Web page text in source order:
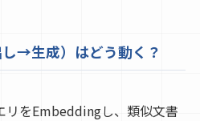
→生成）はどう動く？
リをEmbeddingし、類似文書